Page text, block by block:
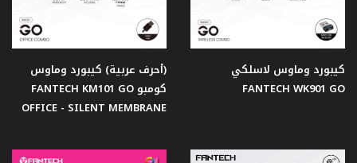
كيبورد وماوس لاسلكي
FANTECH WK901 GO
(أحرف عربية) كيبورد وماوس
كومبو FANTECH KM101 GO
OFFICE - SILENT MEMBRANE
السماعة
سماعات
الأذن